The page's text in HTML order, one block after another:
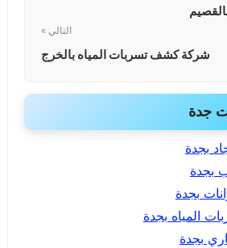
التالي »
شركة كشف تسربات المياه بالخرج
جدة
بجدة
بجدة
بجدة
المياه بجدة
بجدة